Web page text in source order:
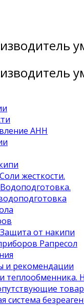
АНН
жесткости.
от накипи
Рапресол
и рекомендации
теплообменника.
система